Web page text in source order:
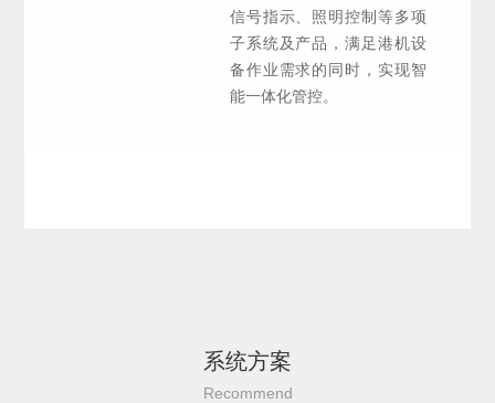
信号指示、照明控制等多项
子系统及产品，满足港机设
备作业需求的同时，实现智
能一体化管控。
系统方案
Recommend